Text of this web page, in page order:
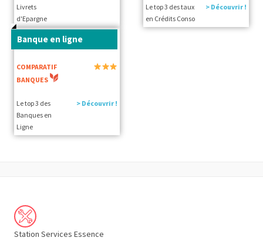
Livrets
d'Epargne
Le top 3 des taux
en Crédits Conso
> Découvrir !
Banque en ligne
COMPARATIF
BANQUES
Le top 3 des
Banques en
Ligne
> Découvrir !
Station Services Essence